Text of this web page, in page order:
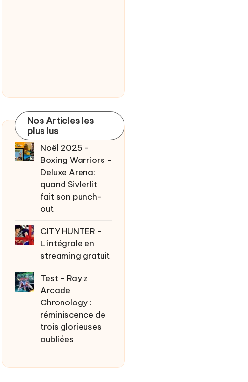
Nos Articles les
plus lus
Noël 2025 -
Boxing Warriors -
Deluxe Arena:
quand Sivlerlit
fait son punch-
out
CITY HUNTER -
L'intégrale en
streaming gratuit
Test - Ray'z
Arcade
Chronology :
réminiscence de
trois glorieuses
oubliées